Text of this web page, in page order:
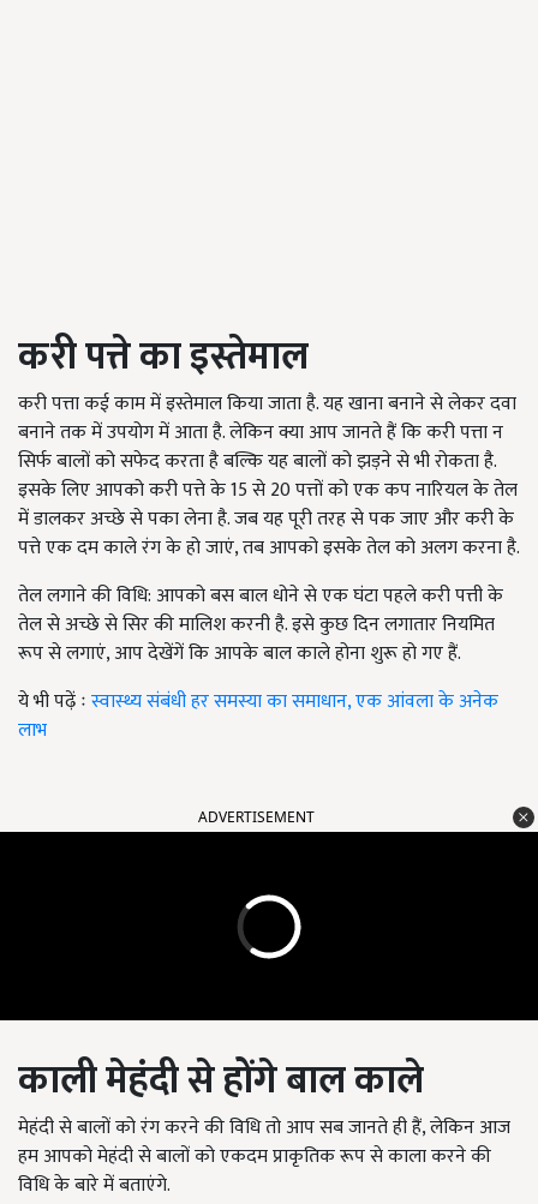
करी पत्ते का इस्तेमाल
करी पत्ता कई काम में इस्तेमाल किया जाता है. यह खाना बनाने से लेकर दवा
बनाने तक में उपयोग में आता है. लेकिन क्या आप जानते हैं कि करी पत्ता न
सिर्फ बालों को सफेद करता है बल्कि यह बालों को झड़ने से भी रोकता है.
इसके लिए आपको करी पत्ते के 15 से 20 पत्तों को एक कप नारियल के तेल
में डालकर अच्छे से पका लेना है. जब यह पूरी तरह से पक जाए और करी के
पत्ते एक दम काले रंग के हो जाएं, तब आपको इसके तेल को अलग करना है.
तेल लगाने की विधि: आपको बस बाल धोने से एक घंटा पहले करी पत्ती के
तेल से अच्छे से सिर की मालिश करनी है. इसे कुछ दिन लगातार नियमित
रूप से लगाएं, आप देखेंगें कि आपके बाल काले होना शुरू हो गए हैं.
ये भी पढ़ें ःस्वास्थ्य संबंधी हर समस्या का समाधान, एक आंवला के अनेक
लाभ
ADVERTISEMENT
काली मेहंदी से होंगे बाल काले
मेहंदी से बालों को रंग करने की विधि तो आप सब जानते ही हैं, लेकिन आज
हम आपको मेहंदी से बालों को एकदम प्राकृतिक रूप से काला करने की
विधि के बारे में बताएंगे.